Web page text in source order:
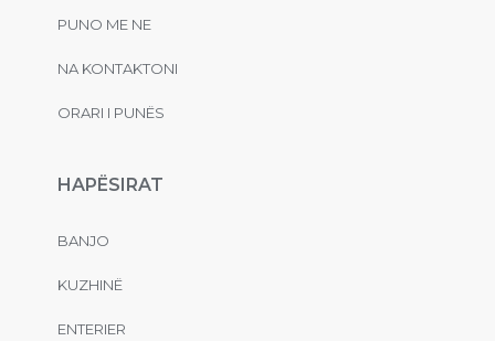
PUNO ME NE
NA KONTAKTONI
ORARI I PUNËS
HAPËSIRAT
BANJO
KUZHINË
ENTERIER